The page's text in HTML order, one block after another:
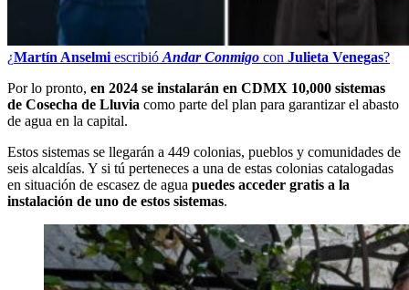
¿Martín Anselmi escribió Andar Conmigo con Julieta Venegas?
Por lo pronto, en 2024 se instalarán en CDMX 10,000 sistemas
de Cosecha de Lluvia como parte del plan para garantizar el abasto
de agua en la capital.
Estos sistemas se llegarán a 449 colonias, pueblos y comunidades de
seis alcaldías. Y si tú perteneces a una de estas colonias catalogadas
en situación de escasez de agua puedes acceder gratis a la
instalación de uno de estos sistemas.